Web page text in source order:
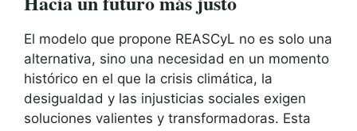
El modelo que propone REASCyL no es solo una
alternativa, sino una necesidad en un momento
histórico en el que la crisis climática, la
desigualdad y las injusticias sociales exigen
soluciones valientes y transformadoras. Esta